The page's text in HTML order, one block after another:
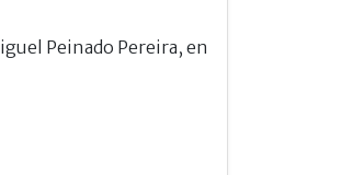
Peinado Pereira, en